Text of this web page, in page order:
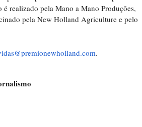
é realizado pela Mano a Mano Produções,
pela New Holland Agriculture e pelo
.